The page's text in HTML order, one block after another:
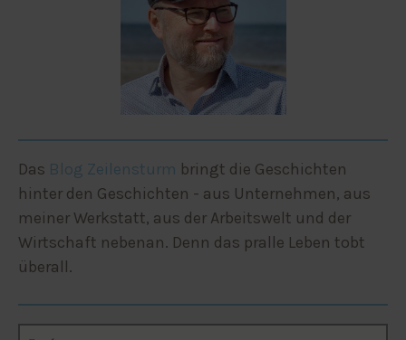
Das Blog Zeilensturm bringt die Geschichten
hinter den Geschichten - aus Unternehmen, aus
meiner Werkstatt, aus der Arbeitswelt und der
Wirtschaft nebenan. Denn das pralle Leben tobt
überall.